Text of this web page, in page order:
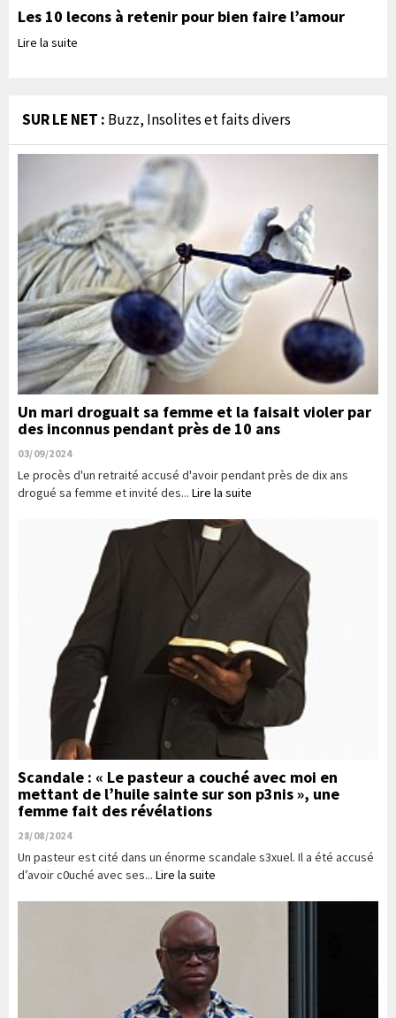
Les 10 lecons à retenir pour bien faire l’amour
Lire la suite
SUR LE NET : Buzz, Insolites et faits divers
Un mari droguait sa femme et la faisait violer par
des inconnus pendant près de 10 ans
03/09/2024
Le procès d'un retraité accusé d'avoir pendant près de dix ans
drogué sa femme et invité des... Lire la suite
Scandale : « Le pasteur a couché avec moi en
mettant de l’huile sainte sur son p3nis », une
femme fait des révélations
28/08/2024
Un pasteur est cité dans un énorme scandale s3xuel. Il a été accusé
d’avoir c0uché avec ses... Lire la suite